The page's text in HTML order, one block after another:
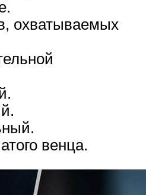
охватываемых
венца.